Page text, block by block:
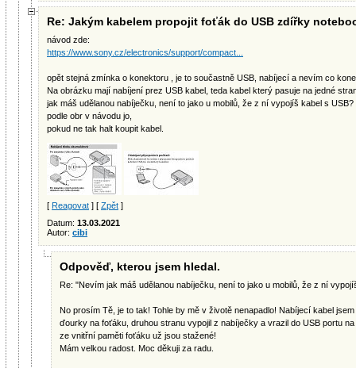
Re: Jakým kabelem propojit foťák do USB zdířky
návod zde:
https://www.sony.cz/electronics/support/compact...
opět stejná zmínka o konektoru , je to součastně USB, nabíjecí a nevím co
Na obrázku mají nabíjení prez USB kabel, teda kabel který pasuje na jedné
jak máš udělanou nabíječku, není to jako u mobilů, že z ní vypojíš kabel s USB?
podle obr v návodu jo,
pokud ne tak halt koupit kabel.
[ Reagovat ] [ Zpět ]
Datum: 13.03.2021
Autor: cibi
Odpověď, kterou jsem hledal.
Re: "Nevím jak máš udělanou nabíječku, není to jako u mobilů, že z ní
No prosím Tě, je to tak! Tohle by mě v životě nenapadlo! Nabíjecí kabel
ďourky na foťáku, druhou stranu vypojil z nabíječky a vrazil do USB portu
ze vnitřní paměti foťáku už jsou stažené!
Mám velkou radost. Moc děkuji za radu.